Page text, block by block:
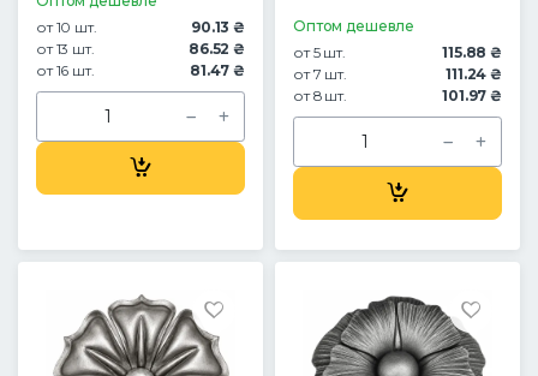
от 10 шт.
90.13 ₴
от 13 шт.
86.52 ₴
от 16 шт.
81.47 ₴
Оптом дешевле
от 5 шт.
115.88 ₴
от 7 шт.
111.24 ₴
от 8 шт.
101.97 ₴